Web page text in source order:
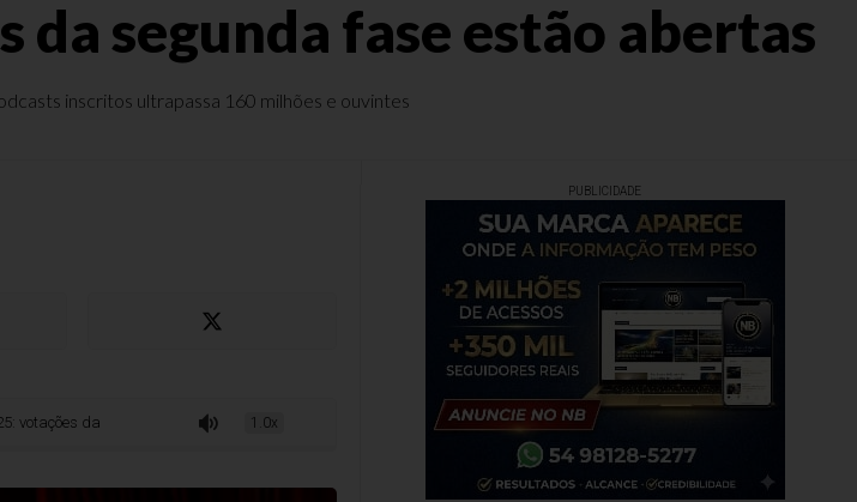
da segunda fase estão abertas
inscritos ultrapassa 160 milhões e ouvintes
da segunda fase estão abertas 1.0x
PUBLICIDADE